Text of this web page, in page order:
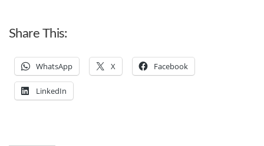
Share This:
WhatsApp X Facebook
LinkedIn